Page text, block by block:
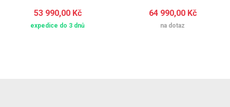
53 990,00 Kč
expedice do 3 dnů
64 990,00 Kč
na dotaz